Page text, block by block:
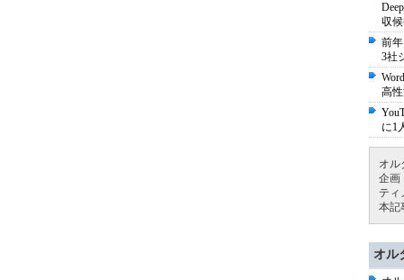
収
前
3社
高
に1
オル
企画
ティ
本記
オル